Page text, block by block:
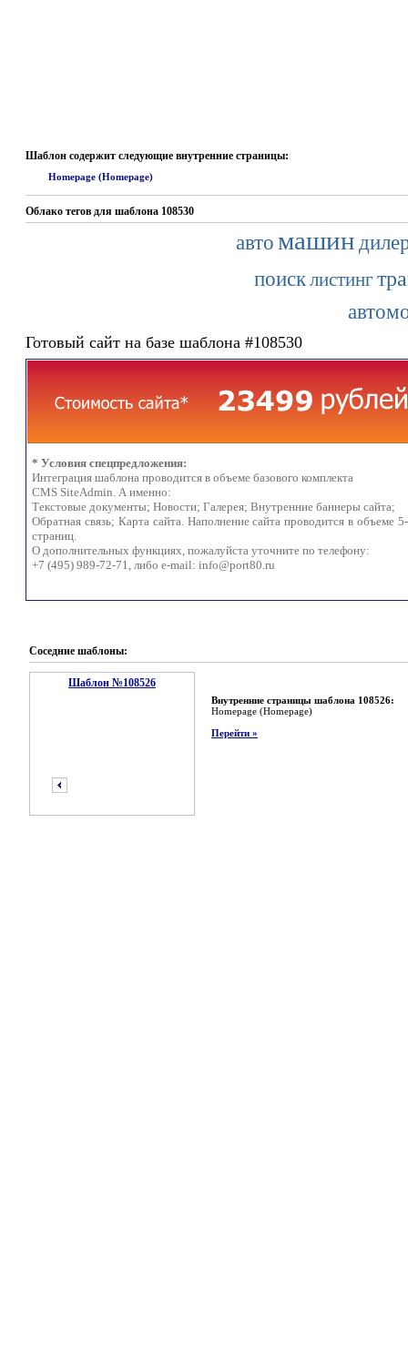
Шаблон содержит следующие внутренние страницы:
Homepage (Homepage)
Облако тегов для шаблона 108530
авто машин
поисклистинг
Готовый сайт на базе шаблона #108530
* Условия спецпредложения:
Интеграция шаблона проводится в объеме базового комплекта
CMS SiteAdmin. А именно:
Текстовые документы; Новости; Галерея; Внутренние баннеры сайта;
Обратная связь; Карта сайта. Наполнение сайта проводится в объеме
страниц.
О дополнительных функциях, пожалуйста уточните по телефону:
+7 (495) 989-72-71, либо e-mail: info@port80.ru
Соседние шаблоны:
Шаблон №108526
Внутренние страницы шаблона 108526:
Homepage (Homepage)
Перейти »